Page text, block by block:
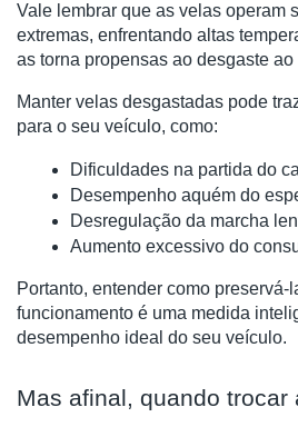
Vale lembrar que as velas operam
extremas, enfrentando altas
as torna propensas ao desgaste
Manter velas desgastadas pode
para o seu veículo, como:
Dificuldades na partida do
Desempenho aquém do
Desregulação da marcha
Aumento excessivo do
Portanto, entender como preservá-
funcionamento é uma medida
desempenho ideal do seu veículo.
Mas afinal, quando trocar